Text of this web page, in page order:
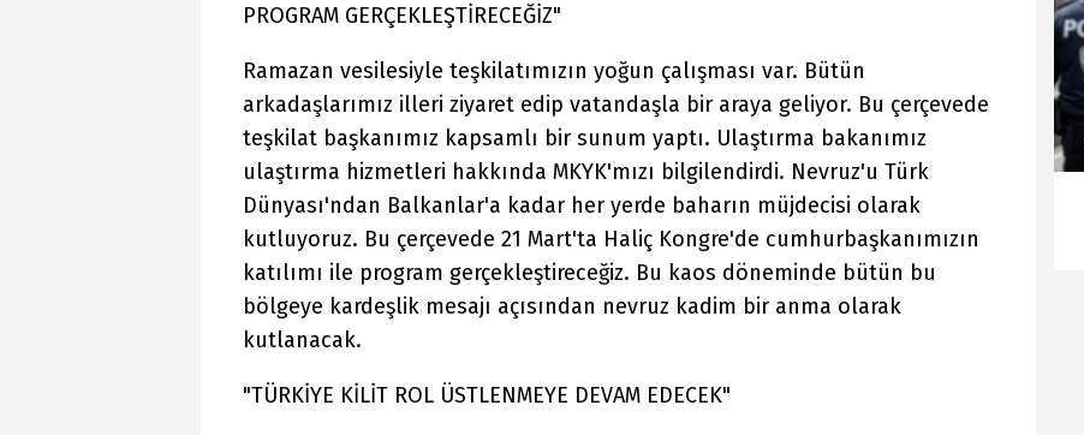
PROGRAM GERÇEKLEŞTİRECEĞİZ"
Ramazan vesilesiyle teşkilatımızın yoğun çalışması var. Bütün
arkadaşlarımız illeri ziyaret edip vatandaşla bir araya geliyor. Bu çerçevede
teşkilat başkanımız kapsamlı bir sunum yaptı. Ulaştırma bakanımız
ulaştırma hizmetleri hakkında MKYK'mızı bilgilendirdi. Nevruz'u Türk
Dünyası'ndan Balkanlar'a kadar her yerde baharın müjdecisi olarak
kutluyoruz. Bu çerçevede 21 Mart'ta Haliç Kongre'de cumhurbaşkanımızın
katılımı ile program gerçekleştireceğiz. Bu kaos döneminde bütün bu
bölgeye kardeşlik mesajı açısından nevruz kadim bir anma olarak
kutlanacak.
"TÜRKİYE KİLİT ROL ÜSTLENMEYE DEVAM EDECEK"